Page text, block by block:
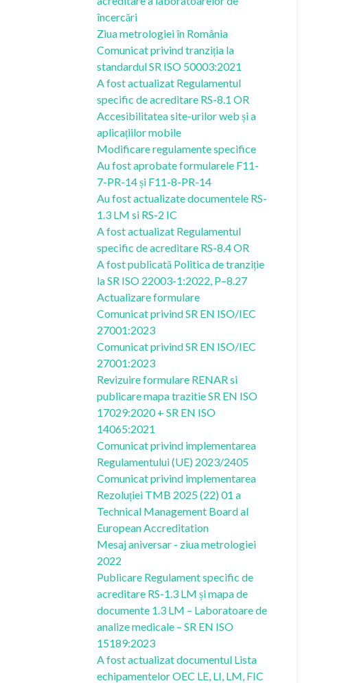
încercări
Ziua metrologiei în România
Comunicat privind tranziția la
standardul SR ISO 50003:2021
A fost actualizat Regulamentul
specific de acreditare RS-8.1 OR
Accesibilitatea site-urilor web și a
aplicațiilor mobile
Modificare regulamente specifice
Au fost aprobate formularele F11-
7-PR-14 și F11-8-PR-14
Au fost actualizate documentele RS-
1.3 LM si RS-2 IC
A fost actualizat Regulamentul
specific de acreditare RS-8.4 OR
A fost publicată Politica de tranziție
la SR ISO 22003-1:2022, P–8.27
Actualizare formulare
Comunicat privind SR EN ISO/IEC
27001:2023
Comunicat privind SR EN ISO/IEC
27001:2023
Revizuire formulare RENAR si
publicare mapa trazitie SR EN ISO
17029:2020 + SR EN ISO
14065:2021
Comunicat privind implementarea
Regulamentului (UE) 2023/2405
Comunicat privind implementarea
Rezoluției TMB 2025 (22) 01 a
Technical Management Board al
European Accreditation
Mesaj aniversar - ziua metrologiei
2022
Publicare Regulament specific de
acreditare RS-1.3 LM și mapa de
documente 1.3 LM – Laboratoare de
analize medicale – SR EN ISO
15189:2023
A fost actualizat documentul Lista
echipamentelor OEC LE, LI, LM, FIC